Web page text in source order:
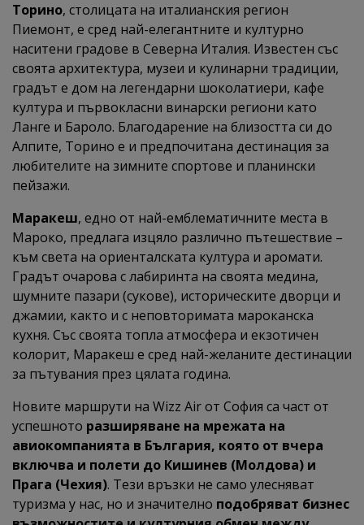
Торино, столицата на италианския регион
Пиемонт, е сред най-елегантните и културно
наситени градове в Северна Италия. Известен със
своята архитектура, музеи и кулинарни традиции,
градът е дом на легендарни шоколатиери, кафе
култура и първокласни винарски региони като
Ланге и Бароло. Благодарение на близостта си до
Алпите, Торино е и предпочитана дестинация за
любителите на зимните спортове и планински
пейзажи.
Маракеш, едно от най-емблематичните места в
Мароко, предлага изцяло различно пътешествие –
към света на ориенталската култура и аромати.
Градът очарова с лабиринта на своята медина,
шумните пазари (сукове), историческите дворци и
джамии, както и с неповторимата мароканска
кухня. Със своята топла атмосфера и екзотичен
колорит, Маракеш е сред най-желаните дестинации
за пътувания през цялата година.
Новите маршрути на Wizz Air от София са част от
успешното разширяване на мрежата на
авиокомпанията в България, която от вчера
включва и полети до Кишинев (Молдова) и
Прага (Чехия). Тези връзки не само улесняват
туризма у нас, но и значително подобряват бизнес